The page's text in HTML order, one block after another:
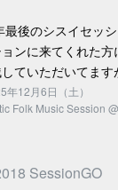
最後のシスイセッシ
ンに来てくれた
ていただいてま
遊びに来てくれま
れた方も、時々顔...
年12月6日（土）
Folk Music Session
SessionGO